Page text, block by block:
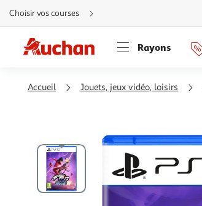
Aller
directement
au
Aller
directement
à
Aller
directement
rubrique
Choisir vos courses
Rayons
Accueil Jouets, jeux vidéo, loisirs